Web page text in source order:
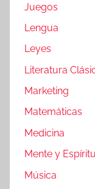
Juegos
Lengua
Leyes
Literatura
Marketing
Matemáticas
Medicina
Mente y Espíritu
Música